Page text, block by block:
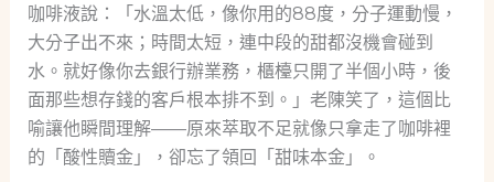
咖啡液說：「水溫太低，像你用的88度，分子運動慢，
大分子出不來；時間太短，連中段的甜都沒機會碰到
水。就好像你去銀行辦業務，櫃檯只開了半個小時，後
面那些想存錢的客戶根本排不到。」老陳笑了，這個比
喻讓他瞬間理解——原來萃取不足就像只拿走了咖啡裡
的「酸性贖金」，卻忘了領回「甜味本金」。